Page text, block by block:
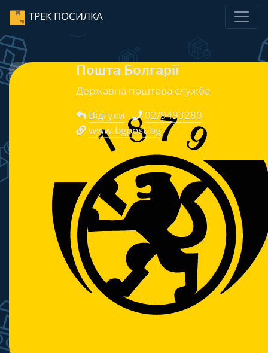
ТРЕК ПОСИЛКА
Пошта Болгарії
Державна поштова служба
Відгуки
02/9493280
www.bgpost.bg